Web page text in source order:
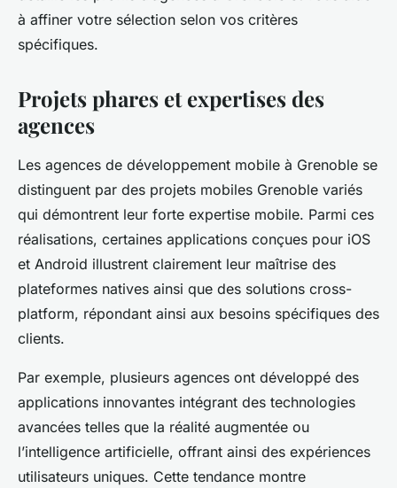
à affiner votre sélection selon vos critères
spécifiques.
Projets phares et expertises des
agences
Les agences de développement mobile à Grenoble se
distinguent par des projets mobiles Grenoble variés
qui démontrent leur forte expertise mobile. Parmi ces
réalisations, certaines applications conçues pour iOS
et Android illustrent clairement leur maîtrise des
plateformes natives ainsi que des solutions cross-
platform, répondant ainsi aux besoins spécifiques des
clients.
Par exemple, plusieurs agences ont développé des
applications innovantes intégrant des technologies
avancées telles que la réalité augmentée ou
l’intelligence artificielle, offrant ainsi des expériences
utilisateurs uniques. Cette tendance montre